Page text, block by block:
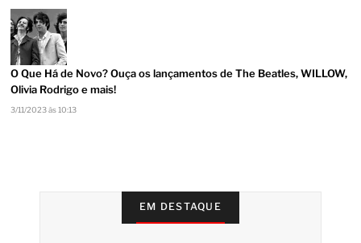
O Que Há de Novo? Ouça os lançamentos de The Beatles, WILLOW,
Olivia Rodrigo e mais!
3/11/2023 às 10:13
EM DESTAQUE